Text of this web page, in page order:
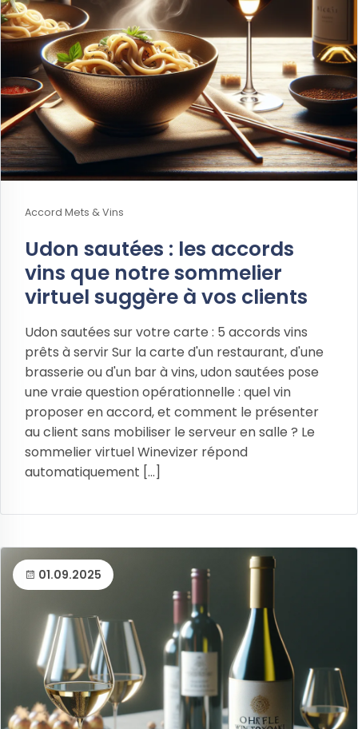
Accord Mets & Vins
Udon sautées : les accords
vins que notre sommelier
virtuel suggère à vos clients
Udon sautées sur votre carte : 5 accords vins
prêts à servir Sur la carte d'un restaurant, d'une
brasserie ou d'un bar à vins, udon sautées pose
une vraie question opérationnelle : quel vin
proposer en accord, et comment le présenter
au client sans mobiliser le serveur en salle ? Le
sommelier virtuel Winevizer répond
automatiquement [...]
01.09.2025